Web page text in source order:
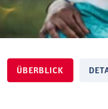
ÜBERBLICK